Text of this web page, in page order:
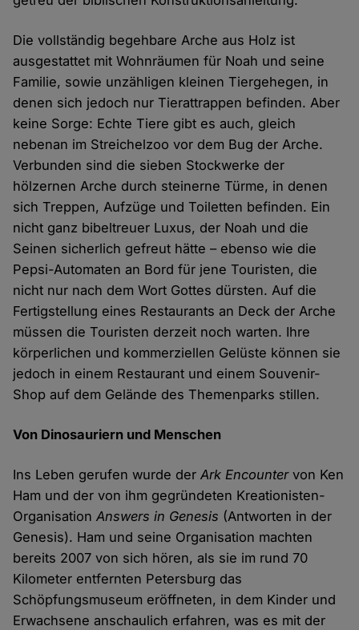
Die vollständig begehbare Arche aus Holz ist
ausgestattet mit Wohnräumen für Noah und seine
Familie, sowie unzähligen kleinen Tiergehegen, in
denen sich jedoch nur Tierattrappen befinden. Aber
keine Sorge: Echte Tiere gibt es auch, gleich
nebenan im Streichelzoo vor dem Bug der Arche.
Verbunden sind die sieben Stockwerke der
hölzernen Arche durch steinerne Türme, in denen
sich Treppen, Aufzüge und Toiletten befinden. Ein
nicht ganz bibeltreuer Luxus, der Noah und die
Seinen sicherlich gefreut hätte – ebenso wie die
Pepsi-Automaten an Bord für jene Touristen, die
nicht nur nach dem Wort Gottes dürsten. Auf die
Fertigstellung eines Restaurants an Deck der Arche
müssen die Touristen derzeit noch warten. Ihre
körperlichen und kommerziellen Gelüste können sie
jedoch in einem Restaurant und einem Souvenir-
Shop auf dem Gelände des Themenparks stillen.
Von Dinosauriern und Menschen
Ins Leben gerufen wurde derArk Encountervon Ken
Ham und der von ihm gegründeten Kreationisten-
OrganisationAnswers in Genesis (Antworten in der
Genesis). Ham und seine Organisation machten
bereits 2007 von sich hören, als sie im rund 70
Kilometer entfernten Petersburg das
Schöpfungsmuseum eröffneten, in dem Kinder und
Erwachsene anschaulich erfahren, was es mit der